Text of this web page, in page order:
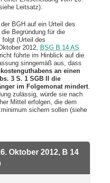
siehe Leitsatz).
BGH auf ein Urteil des
Begründung für die
folgt (Urteil des
2012, BSG B 14 AS
führte im Hinblick auf die
sinngemäß aus, dass
an einen
3 S. 1 SGB II die
im Folgemonat mindert.
zulässig, würde sie nach
Mittel erfolgen, die dem
sichern sollen (siehe
Oktober 2012, B 14